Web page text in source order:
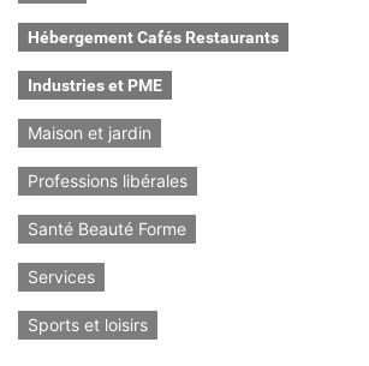
Hébergement Cafés Restaurants
Industries et PME
Maison et jardin
Professions libérales
Santé Beauté Forme
Services
Sports et loisirs